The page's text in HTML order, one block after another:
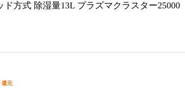
方式 除湿量13L プラズマクラスター25000
還元